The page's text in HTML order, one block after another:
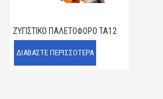
ΖΥΓΙΣΤΙΚΌ ΠΑΛΕΤΟΦΌΡΟ ΤΑ12
ΔΙΑΒΆΣΤΕ ΠΕΡΙΣΣΌΤΕΡΑ